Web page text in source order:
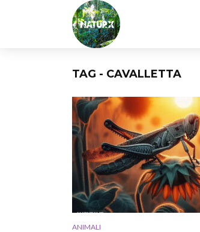
TAG - CAVALLETTA
ANIMALI